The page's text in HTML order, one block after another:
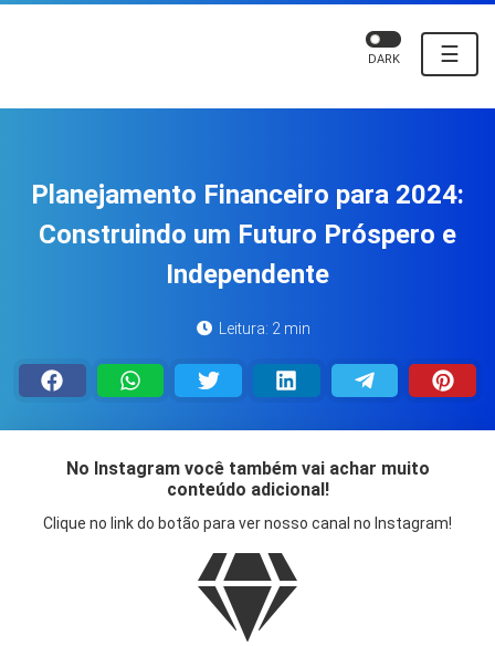
☰
DARK
Planejamento Financeiro para 2024:
Construindo um Futuro Próspero e
Independente
Leitura: 2 min
No Instagram você também vai achar muito
conteúdo adicional!
Clique no link do botão para ver nosso canal no Instagram!